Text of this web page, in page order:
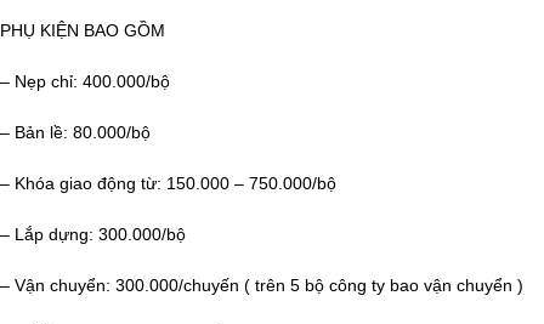
PHỤ KIỆN BAO GỒM
– Nẹp chỉ: 400.000/bộ
– Bản lề: 80.000/bộ
– Khóa giao động từ: 150.000 – 750.000/bộ
– Lắp dựng: 300.000/bộ
– Vận chuyển: 300.000/chuyến ( trên 5 bộ công ty bao vận chuyển )